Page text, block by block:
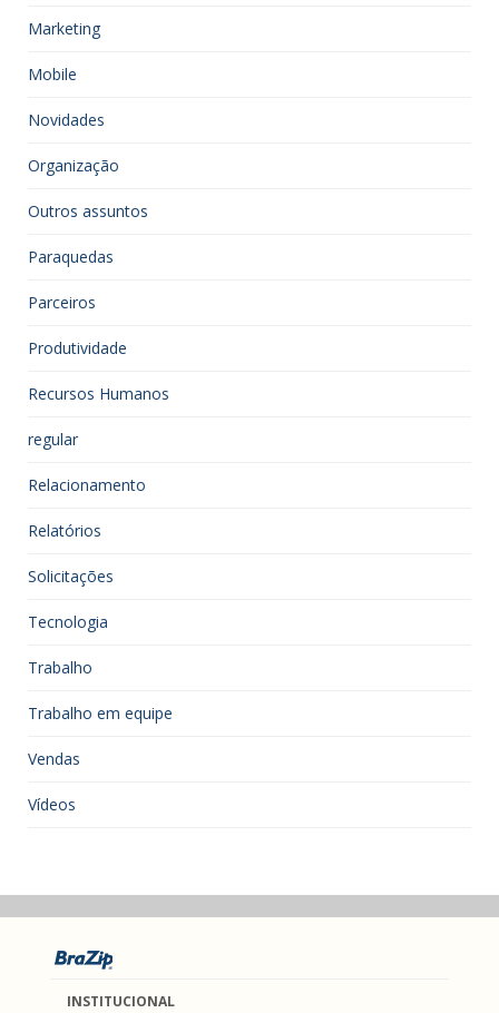
Marketing
Mobile
Novidades
Organização
Outros assuntos
Paraquedas
Parceiros
Produtividade
Recursos Humanos
regular
Relacionamento
Relatórios
Solicitações
Tecnologia
Trabalho
Trabalho em equipe
Vendas
Vídeos
INSTITUCIONAL